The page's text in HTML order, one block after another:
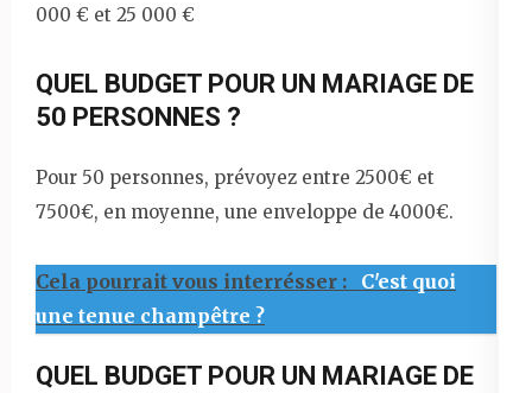
000 € et 25 000 €
QUEL BUDGET POUR UN MARIAGE DE
50 PERSONNES ?
Pour 50 personnes, prévoyez entre 2500€ et
7500€, en moyenne, une enveloppe de 4000€.
Cela pourrait vous interrésser :
C'est quoi
une tenue champêtre ?
QUEL BUDGET POUR UN MARIAGE DE